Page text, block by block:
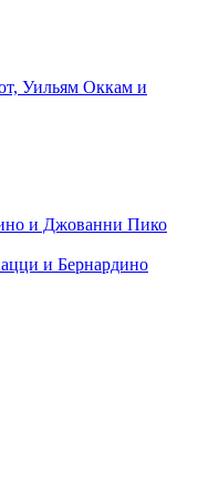
Уильям Оккам и
и Джованни Пико
и Бернардино